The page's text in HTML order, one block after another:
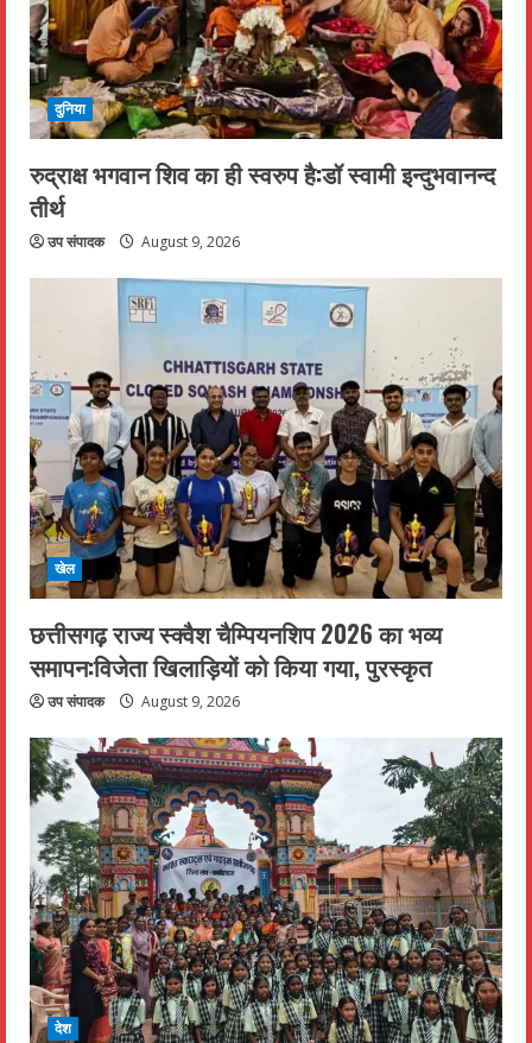
दुनिया
रुद्राक्ष भगवान शिव का ही स्वरुप है:डॉ स्वामी इन्दुभवानन्द
तीर्थ
उप संपादक August 9, 2026
खेल
छत्तीसगढ़ राज्य स्क्वैश चैम्पियनशिप 2026 का भव्य
समापन:विजेता खिलाड़ियों को किया गया, पुरस्कृत
उप संपादक August 9, 2026
देश